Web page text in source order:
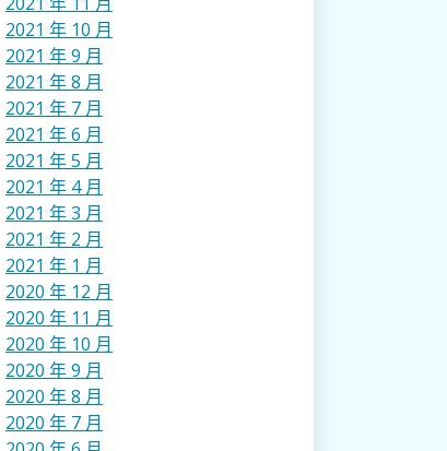
2021 年 10 月
2021 年 9 月
2021 年 8 月
2021 年 7 月
2021 年 6 月
2021 年 5 月
2021 年 4 月
2021 年 3 月
2021 年 2 月
2021 年 1 月
2020 年 12 月
2020 年 11 月
2020 年 10 月
2020 年 9 月
2020 年 8 月
2020 年 7 月